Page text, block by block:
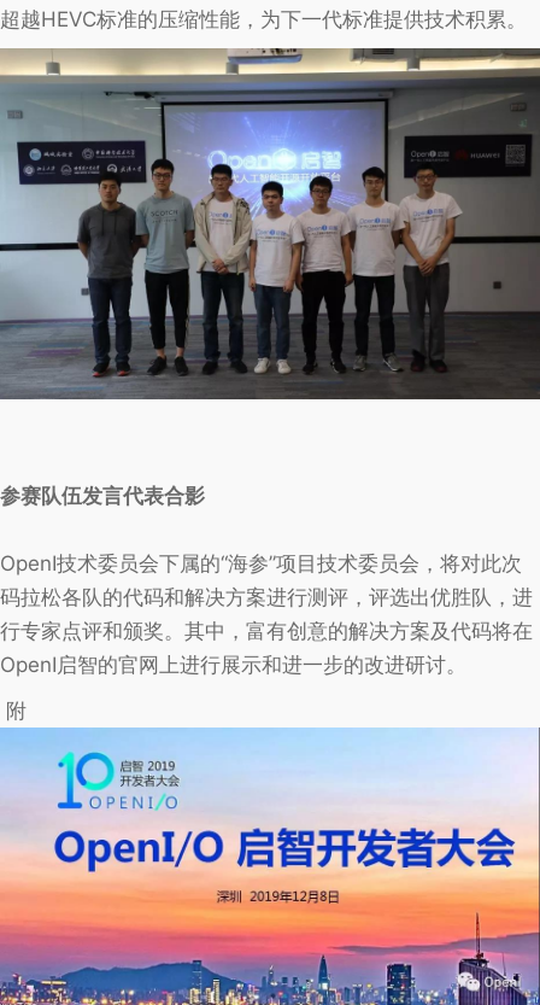
超越HEVC标准的压缩性能，为下一代标准提供技术积累。
参赛队伍发言代表合影
OpenI技术委员会下属的“海参”项目技术委员会，将对此次
码拉松各队的代码和解决方案进行测评，评选出优胜队，进
行专家点评和颁奖。其中，富有创意的解决方案及代码将在
OpenI启智的官网上进行展示和进一步的改进研讨。
附